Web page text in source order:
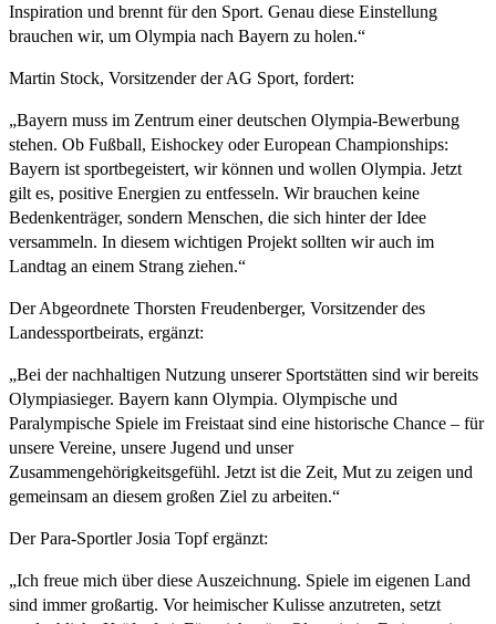
Inspiration und brennt für den Sport. Genau diese Einstellung
brauchen wir, um Olympia nach Bayern zu holen.“
Martin Stock, Vorsitzender der AG Sport, fordert:
„Bayern muss im Zentrum einer deutschen Olympia-Bewerbung
stehen. Ob Fußball, Eishockey oder European Championships:
Bayern ist sportbegeistert, wir können und wollen Olympia. Jetzt
gilt es, positive Energien zu entfesseln. Wir brauchen keine
Bedenkenträger, sondern Menschen, die sich hinter der Idee
versammeln. In diesem wichtigen Projekt sollten wir auch im
Landtag an einem Strang ziehen.“
Der Abgeordnete Thorsten Freudenberger, Vorsitzender des
Landessportbeirats, ergänzt:
„Bei der nachhaltigen Nutzung unserer Sportstätten sind wir bereits
Olympiasieger. Bayern kann Olympia. Olympische und
Paralympische Spiele im Freistaat sind eine historische Chance – für
unsere Vereine, unsere Jugend und unser
Zusammengehörigkeitsgefühl. Jetzt ist die Zeit, Mut zu zeigen und
gemeinsam an diesem großen Ziel zu arbeiten.“
Der Para-Sportler Josia Topf ergänzt:
„Ich freue mich über diese Auszeichnung. Spiele im eigenen Land
sind immer großartig. Vor heimischer Kulisse anzutreten, setzt